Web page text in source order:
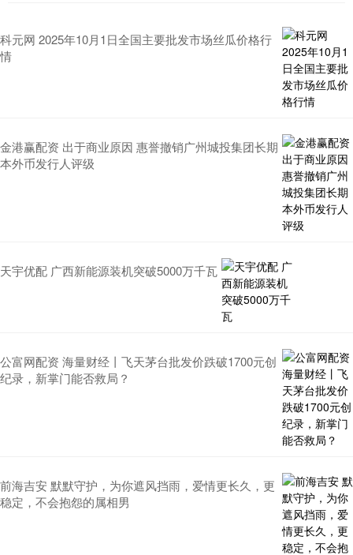
科元网 2025年10月1日全国主要批发市场丝瓜价格行
情
金港赢配资 出于商业原因 惠誉撤销广州城投集团长期
本外币发行人评级
天宇优配 广西新能源装机突破5000万千瓦
公富网配资 海量财经丨飞天茅台批发价跌破1700元创
纪录，新掌门能否救局？
前海吉安 默默守护，为你遮风挡雨，爱情更长久，更
稳定，不会抱怨的属相男